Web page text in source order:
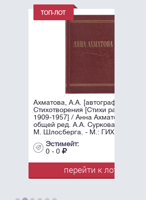
А.А. [автограф]
[Стихи разных лет
/ Анна Ахматова, под
ред. А.А. Суркова; Оформл.
- М.: ГИХЛ, ...
перейти к лоту